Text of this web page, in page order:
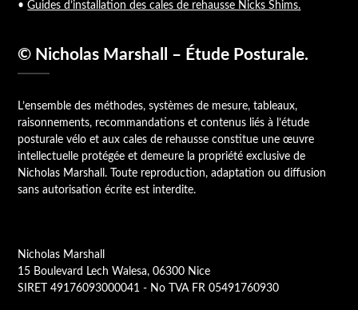
•Guides d’installation des cales de rehausse Nicks Shims.
© Nicholas Marshall – Étude Posturale.
L’ensemble des méthodes, systèmes de mesure, tableaux,
raisonnements, recommandations et contenus liés à l’étude
posturale vélo et aux cales de rehausse constitue une œuvre
intellectuelle protégée et demeure la propriété exclusive de
Nicholas Marshall. Toute reproduction, adaptation ou diffusion
sans autorisation écrite est interdite.
Nicholas Marshall
15 Boulevard Lech Walesa, 06300 Nice
SIRET 49176093000041 - No TVA FR 05491760930